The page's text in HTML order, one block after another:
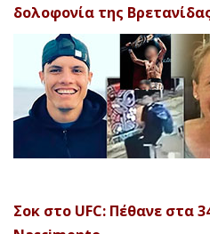
δολοφονία της
Σοκ στο UFC: Πέθανε στα